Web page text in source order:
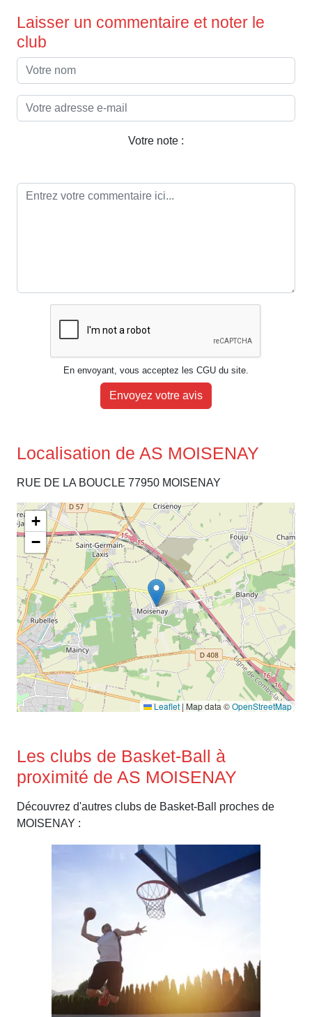
Laisser un commentaire et noter le
club
Votre note :
En envoyant, vous acceptez les CGU du site.
Envoyez votre avis
Localisation de AS MOISENAY
RUE DE LA BOUCLE 77950 MOISENAY
+
−
Leaflet | Map data ©OpenStreetMap
Les clubs de Basket-Ball à
proximité de AS MOISENAY
Découvrez d'autres clubs de Basket-Ball proches de
MOISENAY :